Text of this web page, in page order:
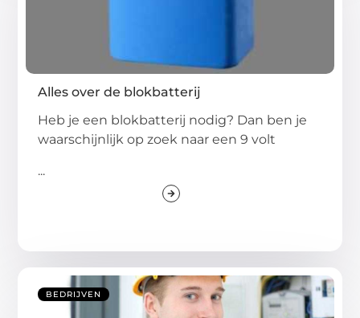
Alles over de blokbatterij
Heb je een blokbatterij nodig? Dan ben je
waarschijnlijk op zoek naar een 9 volt
...
BEDRIJVEN